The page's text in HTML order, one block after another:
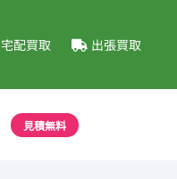
宅配買取 出張買取
見積無料